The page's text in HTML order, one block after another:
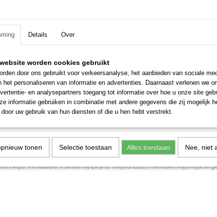
om de betrouwbaarheid van mijn webshop te verbeteren.Schrijf
om de betrouwbaarheid van mijn webshop te verbeteren.Schrijf
om de betrouwbaarheid van mijn webshop te verbeteren.Schrijf
om de betrouwbaarheid van mijn webshop te verbeteren.Schrijf
om de betrouwbaarheid van mijn webshop te verbeteren.Schrijf
om de betrouwbaarheid van mijn webshop te verbeteren.Schrijf
om de betrouwbaarheid van mijn webshop te verbeteren.Schrijf
om de betrouwbaarheid van mijn webshop te verbeteren.
Hiltjo. Inmiddels 9 smult hij 2x p.d. Hiltjo's BBB Premium Kip/Rijst
Details Over
worden cookies gebruikt
door ons gebruikt voor verkeersanalyse, het aanbieden van sociale
het personaliseren van informatie en advertenties. Daarnaast verlenen we
en analysepartners toegang tot informatie over hoe u onze site
informatie gebruiken in combinatie met andere gegevens die zij mogelijk
uw gebruik van hun diensten of die u hen hebt verstrekt.
tonen Selectie toestaan Alles toestaan Nee, niet